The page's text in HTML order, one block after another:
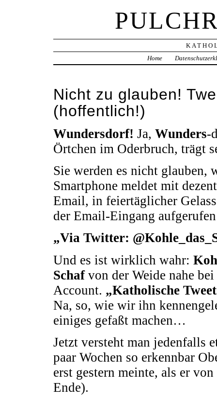
Home
Nicht zu glauben!
(hoffentlich!)
Wundersdorf! Ja, Wunders-
Örtchen im Oderbruch, trägt
Sie werden es nicht glauben,
Smartphone meldet mit
Email, in feiertäglicher
der Email-Eingang
„Via Twitter:
Und es ist wirklich wahr:
Schafvon der Weide nahe
Account. „Katholische
Na, so, wie wir ihn
einiges gefaßt machen…
Jetzt versteht man jedenfalls
paar Wochen so erkennbar
erst gestern meinte, als er
Ende).